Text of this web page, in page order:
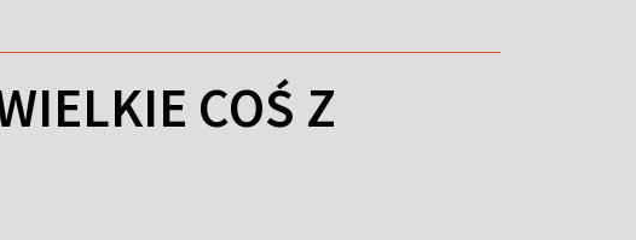
COŚ Z